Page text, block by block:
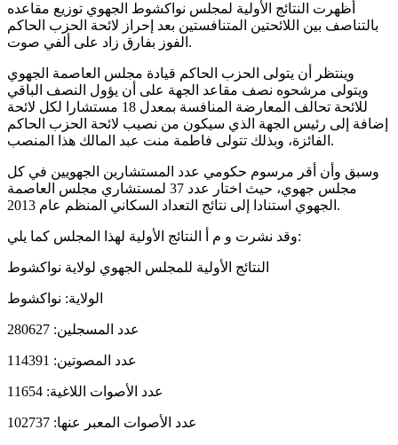
أظهرت النتائج الأولية لمجلس نواكشوط الجهوي توزيع مقاعده
بالتناصف بين اللائحتين المتنافستين بعد إحراز لائحة الحزب الحاكم
الفوز بفارق زاد على ألفي صوت.
وينتظر أن يتولى الحزب الحاكم قيادة مجلس العاصمة الجهوي
ويتولى مرشحوه نصف مقاعد الجهة على أن يؤول النصف الباقي
للائحة تحالف المعارضة المنافسة بمعدل 18 مستشارا لكل لائحة
إضافة إلى رئيس الجهة الذي سيكون من نصيب لائحة الحزب الحاكم
الفائزة، وبذلك تتولى فاطمة منت عبد المالك هذا المنصب.
وسبق وأن أقر مرسوم حكومي عدد المستشارين الجهويين في كل
مجلس جهوي، حيث اختار عدد 37 لمستشاري مجلس العاصمة
الجهوي استنادا إلى نتائج التعداد السكاني المنظم عام 2013.
وقد نشرت و م أ النتائج الأولية لهذا المجلس كما يلي:
النتائج الأولية للمجلس الجهوي لولاية نواكشوط
الولاية: نواكشوط
عدد المسجلين: 280627
عدد المصوتين: 114391
عدد الأصوات اللاغية: 11654
عدد الأصوات المعبر عنها: 102737